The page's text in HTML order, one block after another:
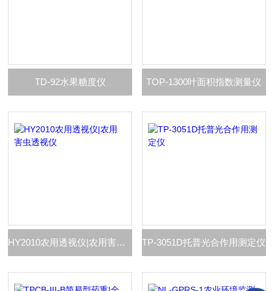
TD-92水果糖度仪 TOP-1300叶面积指数测量仪
HY2010农用透视仪|农用害虫透视仪 TP-3051D托普光合作用测定仪